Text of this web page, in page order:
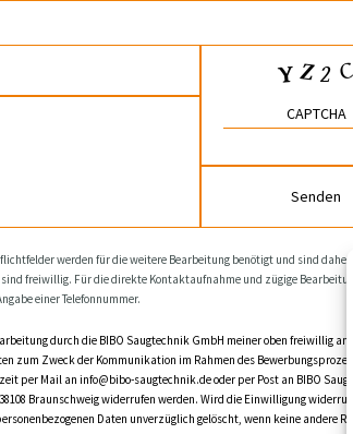
Senden
werden für die weitere Bearbeitung benötigt und sind daher
freiwillig. Für die direkte Kontaktaufnahme und zügige
einer Telefonnummer.
durch die BIBO Saugtechnik GmbH meiner oben freiwillig
zum Zweck der Kommunikation im Rahmen des
per Mail an info@bibo-saugtechnik.de oder per Post an BIBO
Braunschweig widerrufen werden. Wird die Einwilligung
Daten unverzüglich gelöscht, wenn keine andere